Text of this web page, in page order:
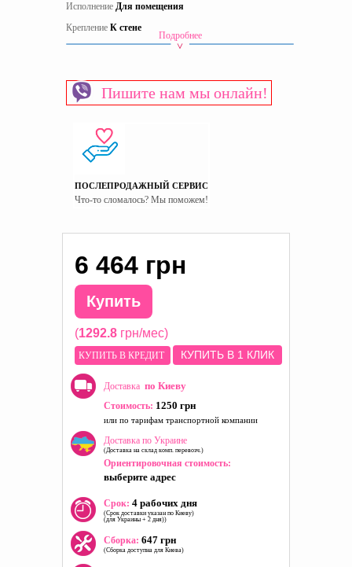
Исполнение Для помещения
Крепление К стене
Шведские стенки
Страна производитель Украина
Подробнее
Пишите нам мы онлайн!
ПОСЛЕПРОДАЖНЫЙ СЕРВИС
Что-то сломалось? Мы поможем!
6 464 грн
Купить
(1292.8 грн/мес)
КУПИТЬ В КРЕДИТ КУПИТЬ В 1 КЛИК
Доставка по Киеву
Стоимость: 1250 грн
или по тарифам транспортной компании
Доставка по Украине
(Доставка на склад комп. перевозч.)
Ориентировочная стоимость:
выберите адрес
Срок: 4 рабочих дня
(Срок доставки указан по Киеву)
(для Украины + 2 дня))
Сборка: 647 грн
(Сборка доступна для Киева)